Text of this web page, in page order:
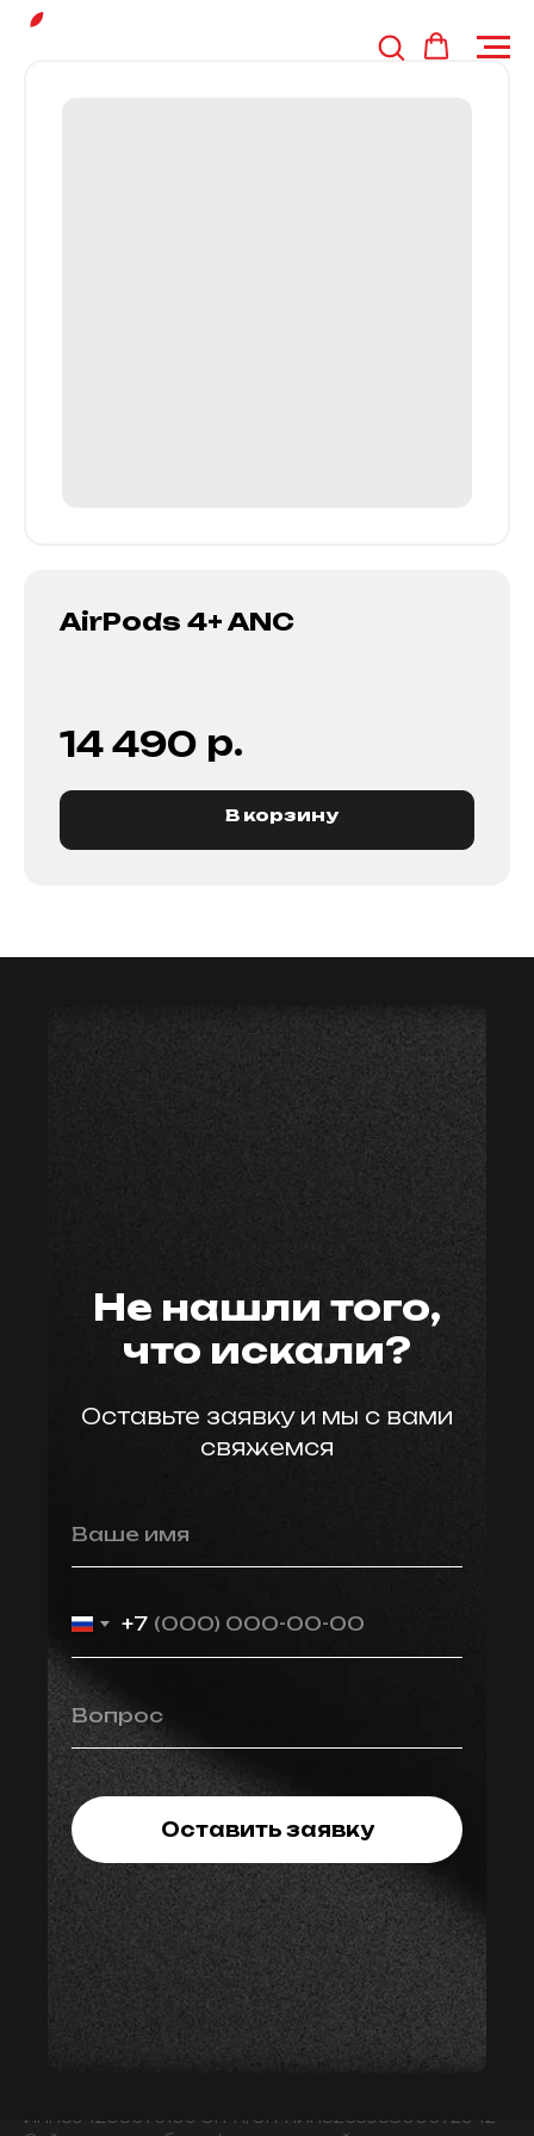
AirPods 4+ ANC
14 490 р.
В корзину
Не нашли того,
что искали?
Оставьте заявку и мы с вами
свяжемся
Ваше имя
+7
Вопрос
Оставить заявку
ИНН594203076109 ОГРН/ОГРНИП325595800072942